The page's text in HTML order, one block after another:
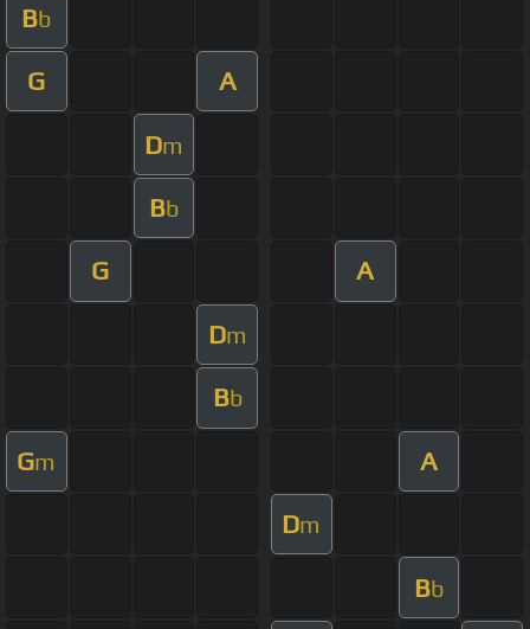
Bb
G A
Dm
Bb
G A
Dm
Bb
Gm A
Dm
Bb